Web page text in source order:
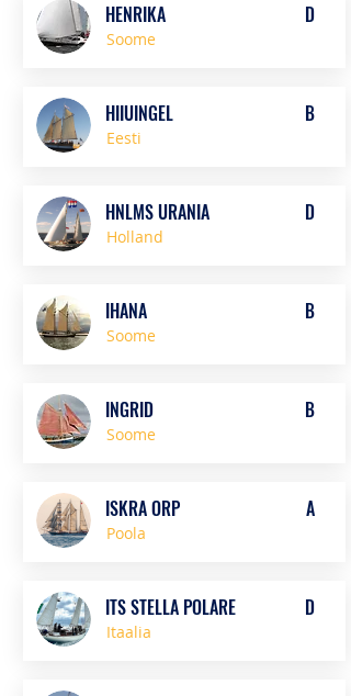
Soome
D
HENRIKA
Eesti
B
HIIUINGEL
Holland
D
HNLMS URANIA
Soome
B
IHANA
Soome
B
INGRID
Poola
A
ISKRA ORP
Itaalia
D
ITS STELLA POLARE